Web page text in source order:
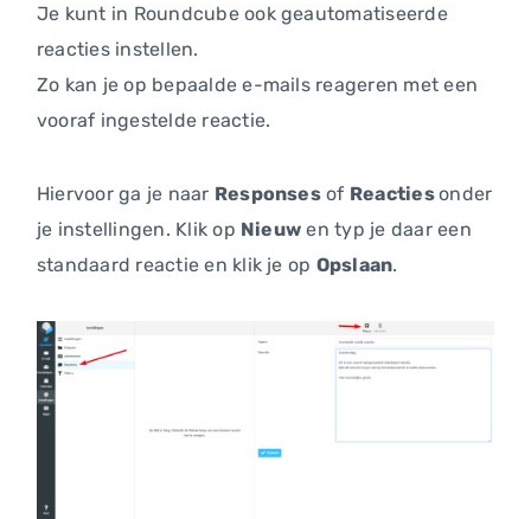
Je kunt in Roundcube ook geautomatiseerde
reacties instellen.
Zo kan je op bepaalde e-mails reageren met een
vooraf ingestelde reactie.
Hiervoor ga je naar Responsesof Reactiesonder
je instellingen. Klik op Nieuw en typ je daar een
standaard reactie en klik je op Opslaan.